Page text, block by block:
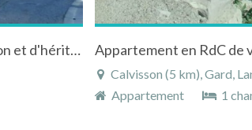
Maison d'hôtes Bed and Art : Lieu d'authenticité, de tradition et d'héritage.
Calvisson (5 km), Gard,
Appartement
1